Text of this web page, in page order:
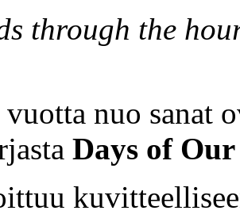
through the
nuo sanat
Days of